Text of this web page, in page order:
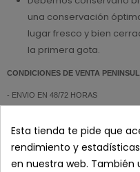
una conservación
lugar fresco y bien
la primera gota.
CONDICIONES DE VENTA
- ENVIO EN 48/72 HORAS
DURANTE EL PROCESO DE
SUPERIORES A 150€ + IVA.
- PAGO SEGURO
Esta tienda te pide que
rendimiento y
en nuestra web. También